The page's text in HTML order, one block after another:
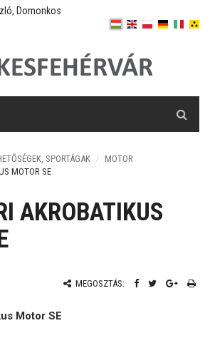
Domonkos
SPORTÁGAK
MOTOR
MOTOR SE
AKROBATIKUS
MEGOSZTÁS:
Motor SE